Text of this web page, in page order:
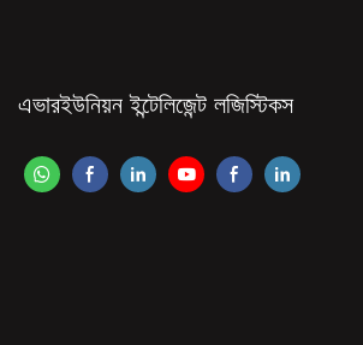
এভারইউনিয়ন ইন্টেলিজেন্ট লজিস্টিকস